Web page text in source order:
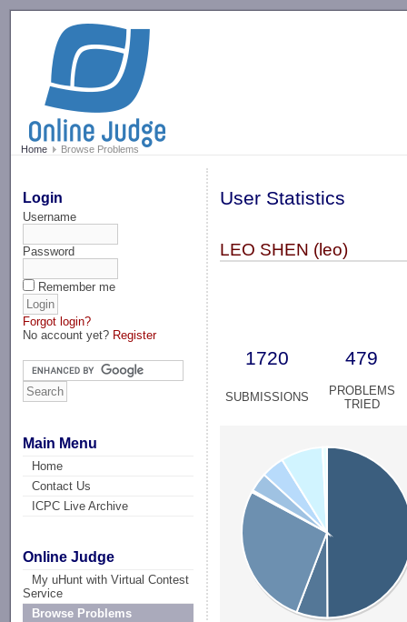
Home Browse Problems
Login
Username
Password
Remember me
Forgot login?
No account yet? Register
Main Menu
Home
Contact Us
ICPC Live Archive
Online Judge
My uHunt with Virtual Contest
Service
Browse Problems
User Statistics
LEO SHEN (leo)
1720 479
SUBMISSIONS
PROBLEMS
TRIED